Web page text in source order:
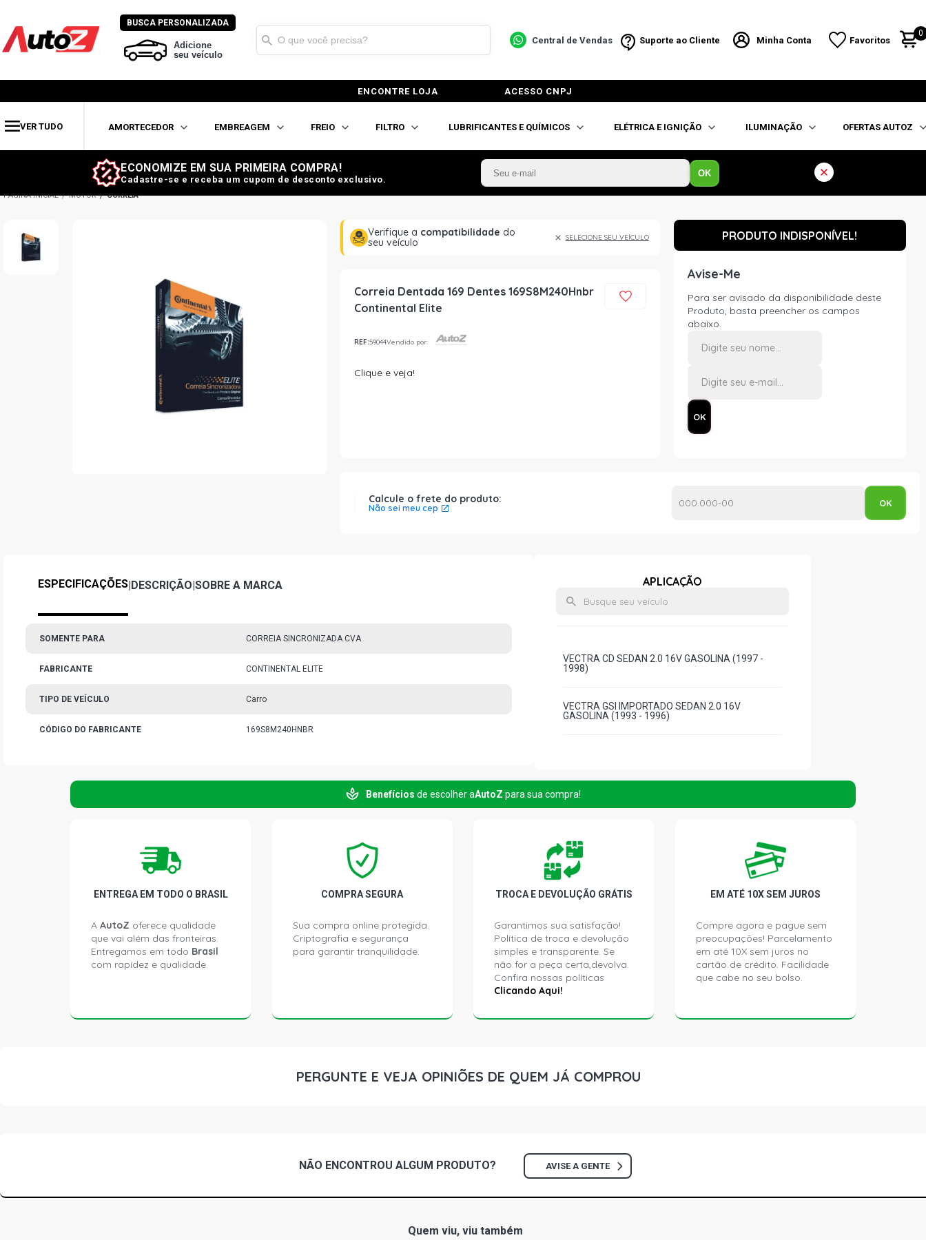
BUSCA PERSONALIZADA
Adicione
seu veículo
Central de Vendas Suporte ao Cliente Minha Conta Favoritos
0
ENCONTRE LOJA ACESSO CNPJ
VER TUDO AMORTECEDOR EMBREAGEM FREIO FILTRO LUBRIFICANTES E QUÍMICOS ELÉTRICA E IGNIÇÃO ILUMINAÇÃO OFERTAS AUTOZ
ECONOMIZE EM SUA PRIMEIRA COMPRA!
Cadastre-se e receba um cupom de desconto exclusivo.
OK
MOTOR CORREIA
Verifique a compatibilidade do
seu veículo
SELECIONE SEU VEÍCULO
Correia Dentada 169 Dentes 169S8M240Hnbr
Continental Elite
REF:59044Vendido por:
Clique e veja!
PRODUTO INDISPONÍVEL!
Avise-Me
Para ser avisado da disponibilidade deste
Produto, basta preencher os campos
abaixo.
Calcule o frete do produto:
Não sei meu cep
ESPECIFICAÇÕES|DESCRIÇÃO|SOBRE A MARCA
SOMENTE PARA CORREIA SINCRONIZADA CVA
FABRICANTE CONTINENTAL ELITE
TIPO DE VEÍCULO Carro
CÓDIGO DO FABRICANTE 169S8M240HNBR
APLICAÇÃO
VECTRA CD SEDAN 2.0 16V GASOLINA (1997 -
1998)
VECTRA GSI IMPORTADO SEDAN 2.0 16V
GASOLINA (1993 - 1996)
Benefícios de escolher aAutoZ para sua compra!
ENTREGA EM TODO O BRASIL
A AutoZ oferece qualidade
que vai além das fronteiras.
Entregamos em todo Brasil
com rapidez e qualidade.
COMPRA SEGURA
Sua compra online protegida.
Criptografia e segurança
para garantir tranquilidade.
TROCA E DEVOLUÇÃO GRÁTIS
Garantimos sua satisfação!
Política de troca e devolução
simples e transparente. Se
não for a peça certa,devolva.
Confira nossas políticas
Clicando Aqui!
EM ATÉ 10X SEM JUROS
Compre agora e pague sem
preocupações! Parcelamento
em até 10X sem juros no
cartão de crédito. Facilidade
que cabe no seu bolso.
PERGUNTE E VEJA OPINIÕES DE QUEM JÁ COMPROU
NÃO ENCONTROU ALGUM PRODUTO? AVISE A GENTE
Quem viu, viu também